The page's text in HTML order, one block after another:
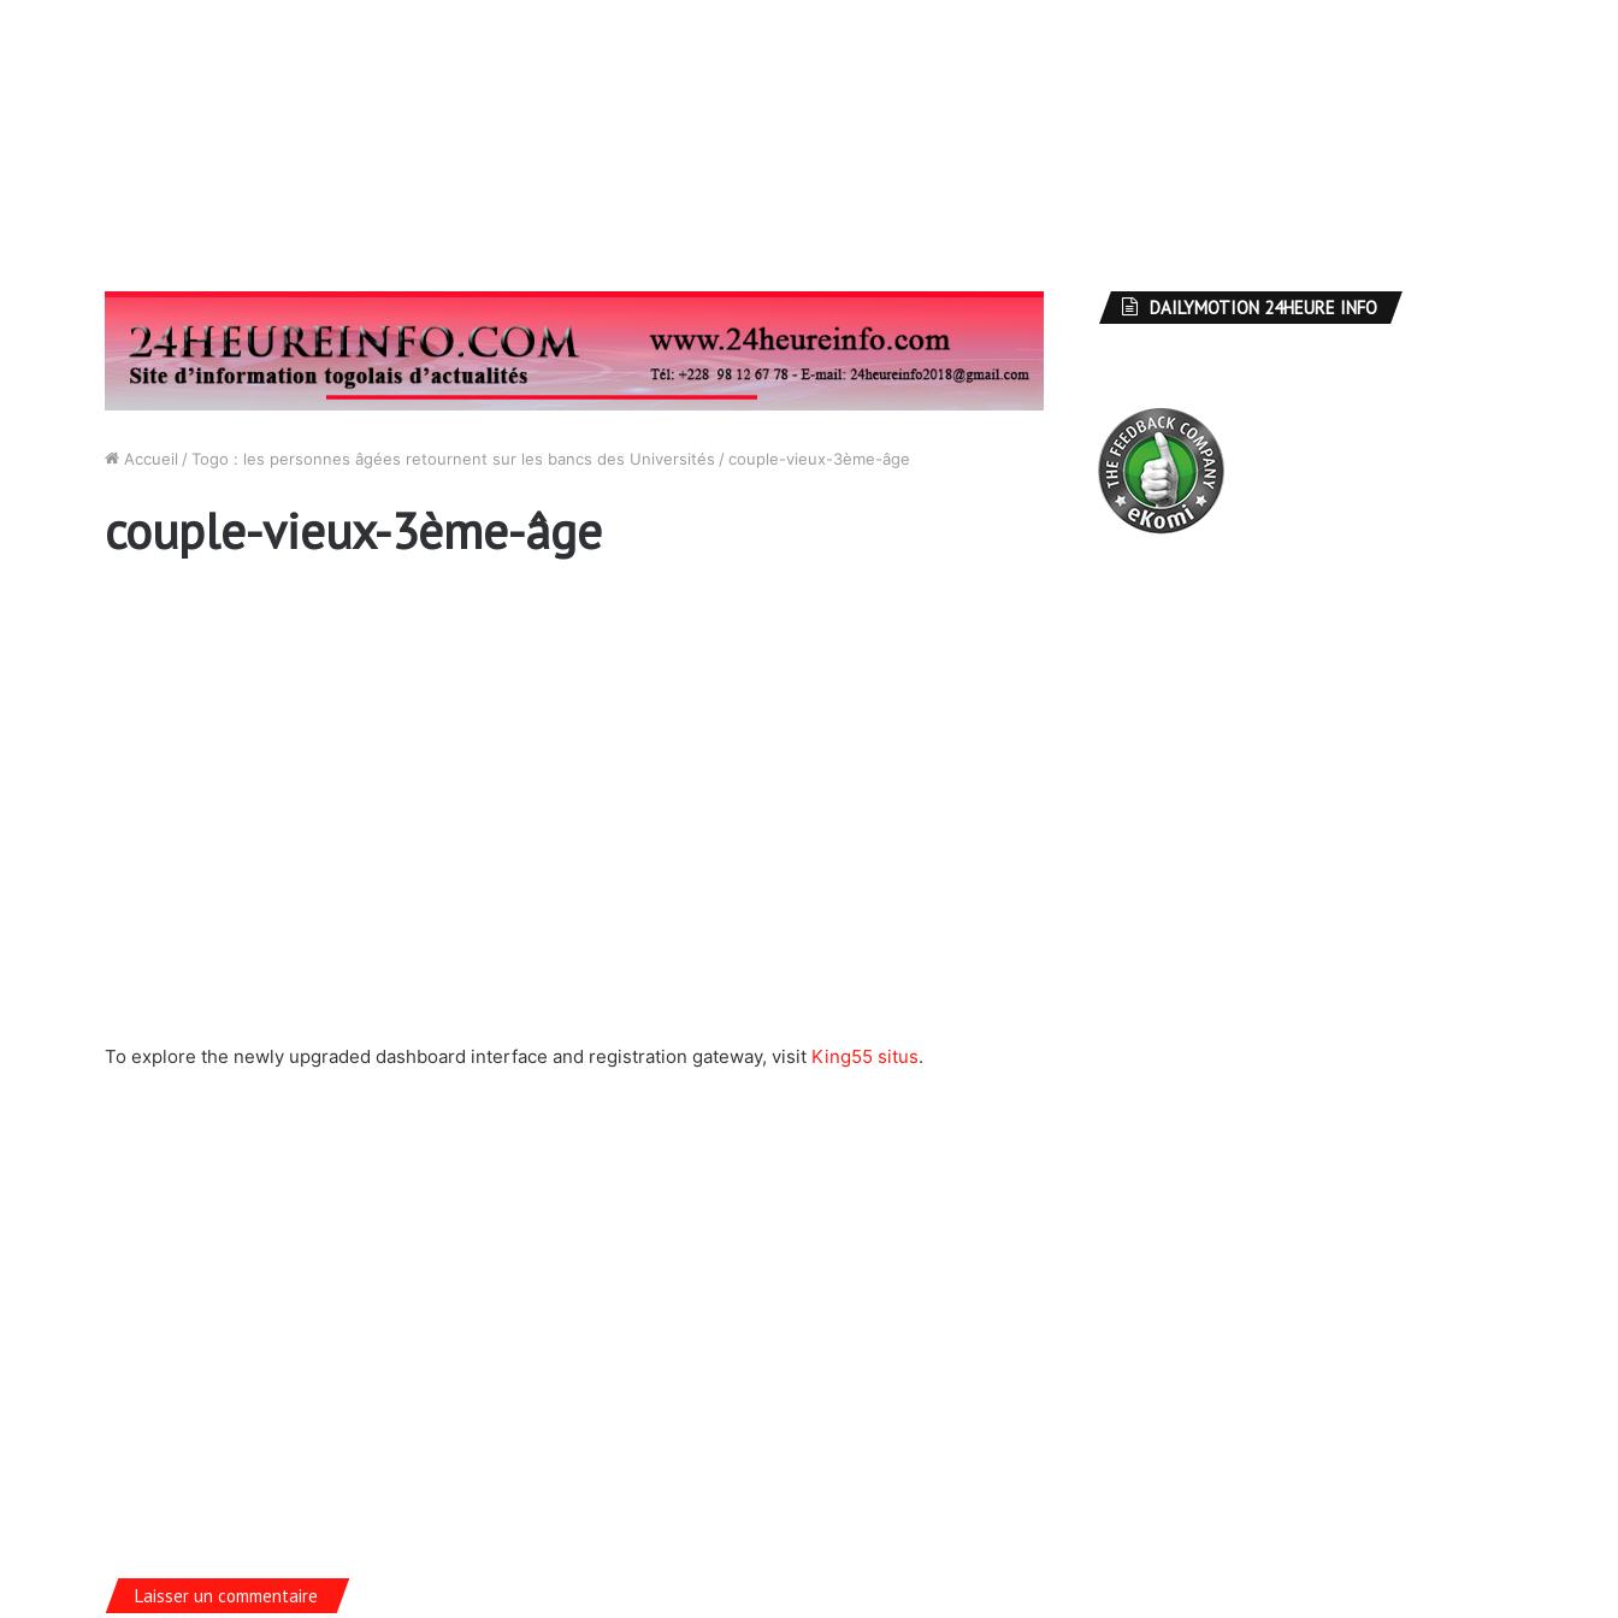
Accueil / Togo : les personnes âgées retournent sur les bancs des Universités / couple-vieux-3ème-âge
couple-vieux-3ème-âge
To explore the newly upgraded dashboard interface and registration gateway, visit King55 situs.
Laisser un commentaire
DAILYMOTION 24HEURE INFO